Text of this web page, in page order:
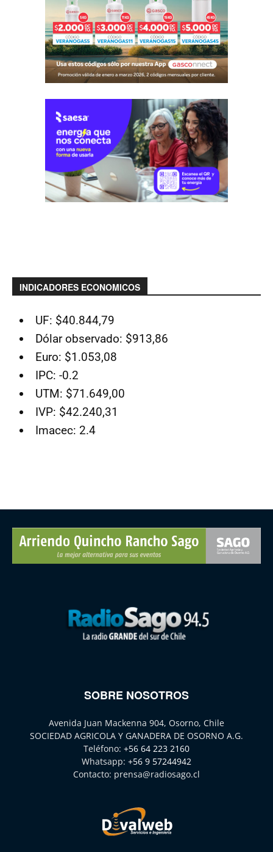
INDICADORES ECONOMICOS
UF: $40.844,79
Dólar observado: $913,86
Euro: $1.053,08
IPC: -0.2
UTM: $71.649,00
IVP: $42.240,31
Imacec: 2.4
SOBRE NOSOTROS
Avenida Juan Mackenna 904, Osorno, Chile
SOCIEDAD AGRICOLA Y GANADERA DE OSORNO A.G.
Teléfono: +56 64 223 2160
Whatsapp: +56 9 57244942
Contacto: prensa@radiosago.cl